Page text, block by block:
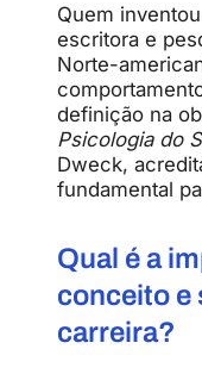
Quem
escritora e
Norte-
definição na
Psicologia do
Dweck,
fundamental
Qual é a
conceito e
carreira?